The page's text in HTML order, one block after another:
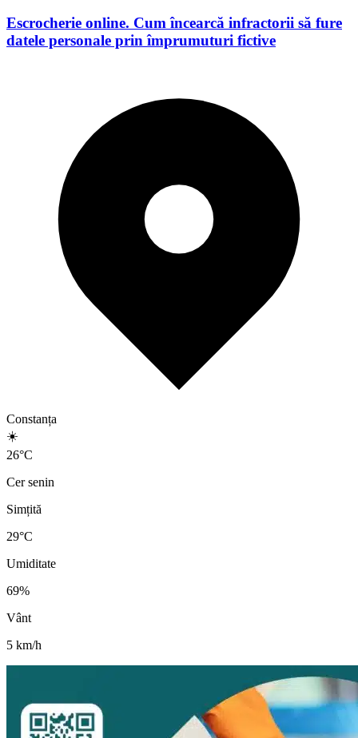
Escrocherie online. Cum încearcă infractorii să fure
datele personale prin împrumuturi fictive
Constanța
☀️
26°C
Cer senin
Simțită
29°C
Umiditate
69%
Vânt
5 km/h